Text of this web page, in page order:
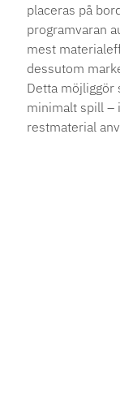
placeras på
programvaran
mest
dessutom
Detta möjliggör
minimalt spill –
restmaterial